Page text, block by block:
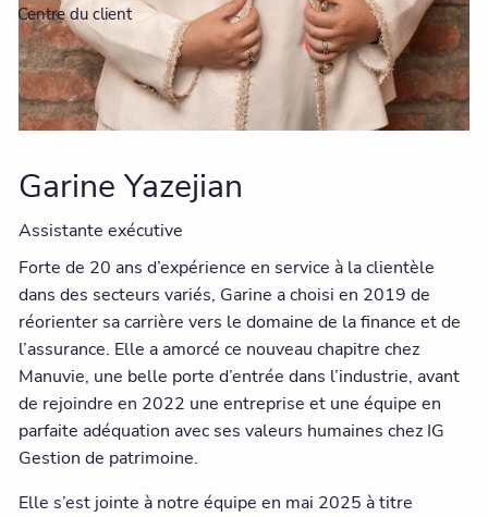
Centre du client
Garine Yazejian
Assistante exécutive
Forte de 20 ans d’expérience en service à la clientèle
dans des secteurs variés, Garine a choisi en 2019 de
réorienter sa carrière vers le domaine de la finance et de
l’assurance. Elle a amorcé ce nouveau chapitre chez
Manuvie, une belle porte d’entrée dans l’industrie, avant
de rejoindre en 2022 une entreprise et une équipe en
parfaite adéquation avec ses valeurs humaines chez IG
Gestion de patrimoine.
Elle s’est jointe à notre équipe en mai 2025 à titre